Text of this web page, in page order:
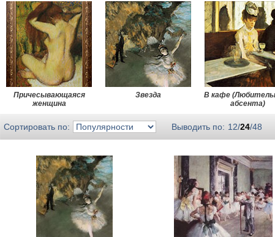
Причесывающаяся
женщина
Звезда
В кафе
абсента)
Сортировать по: Выводить по: 12/24/48